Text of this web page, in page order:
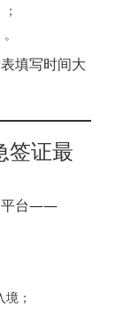
填写时间大
签证最
平台——
境；